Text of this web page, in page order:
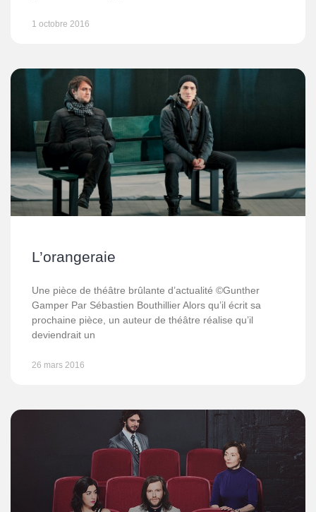
1 octobre 2016
L’orangeraie
Une pièce de théâtre brûlante d’actualité ©Gunther
Gamper Par Sébastien Bouthillier Alors qu’il écrit sa
prochaine pièce, un auteur de théâtre réalise qu’il
deviendrait un
26 mars 2016